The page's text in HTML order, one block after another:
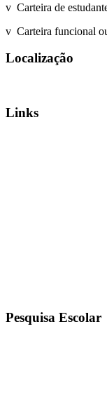
v Carteira de
v Carteira funcional
Localização
Links
Pesquisa Escolar